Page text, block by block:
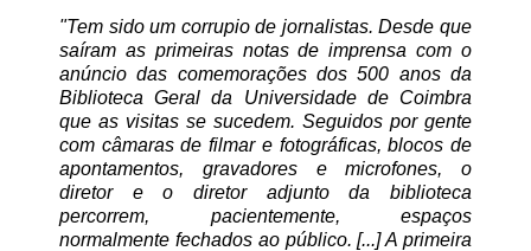
"Tem sido um corrupio de jornalistas. Desde que
saíram as primeiras notas de imprensa com o
anúncio das comemorações dos 500 anos da
Biblioteca Geral da Universidade de Coimbra
que as visitas se sucedem. Seguidos por gente
com câmaras de filmar e fotográficas, blocos de
apontamentos, gravadores e microfones, o
diretor e o diretor adjunto da biblioteca
percorrem, pacientemente, espaços
normalmente fechados ao público. [...] A primeira